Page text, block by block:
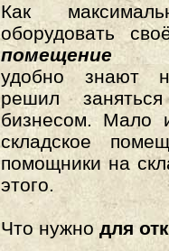
Как
оборудовать
помещение
удобно знают
решил
бизнесом. Мало
складское
помощники на
этого.
Что нужно для